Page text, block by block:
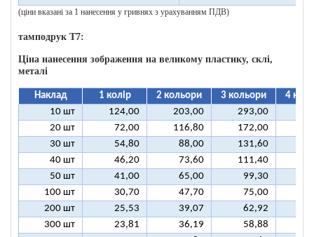
(ціни вказані за 1 нанесення у гривнях з урахуванням ПДВ)
тамподрук T7:
Ціна нанесення зображення на великому пластику, склі,
металі
Наклад 1 колір 2 кольори 3 кольори
4
10 шт
124,00 203,00 293,00
20 шт
72,00 116,80 172,00
30 шт
54,80 88,00 131,60
40 шт
46,20 73,60 111,40
50 шт
41,00 65,00 99,30
100 шт
30,70 47,70 75,00
200 шт
25,53 39,07 62,92
300 шт
23,81 36,19 58,88